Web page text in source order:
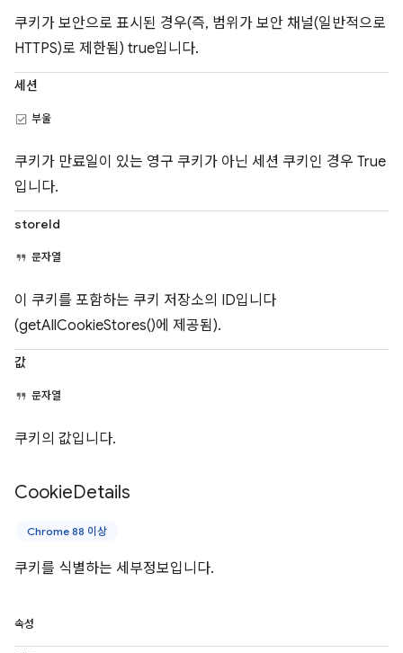
쿠키가 보안으로 표시된 경우(즉, 범위가 보안 채널(일반적으로
HTTPS)로 제한됨) true입니다.
세션
부울
쿠키가 만료일이 있는 영구 쿠키가 아닌 세션 쿠키인 경우 True
입니다.
storeId
문자열
이 쿠키를 포함하는 쿠키 저장소의 ID입니다
(getAllCookieStores()에 제공됨).
값
문자열
쿠키의 값입니다.
CookieDetails
Chrome 88 이상
쿠키를 식별하는 세부정보입니다.
속성